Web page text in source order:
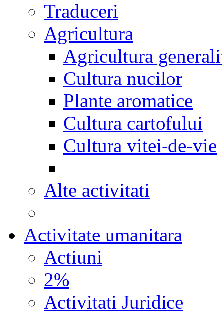
Traduceri
Agricultura
Agricultura
Cultura nucilor
Plante aromatice
Cultura cartofului
Cultura vitei-de-vie
Alte activitati
Activitate umanitara
Actiuni
2%
Activitati Juridice